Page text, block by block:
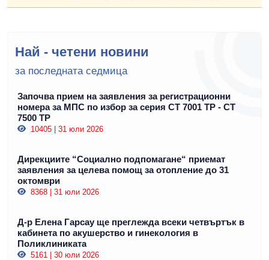
Най - четени новини
за последната седмица
Започва прием на заявления за регистрационни
номера за МПС по избор за серия СТ 7001 ТР - СТ
7500 ТР
10405 | 31 юли 2026
Дирекциите “Социално подпомагане“ приемат
заявления за целева помощ за отопление до 31
октомври
8368 | 31 юли 2026
Д-р Елена Гарсау ще преглежда всеки четвъртък в
кабинета по акушерство и гинекология в
Поликлиниката
5161 | 30 юли 2026